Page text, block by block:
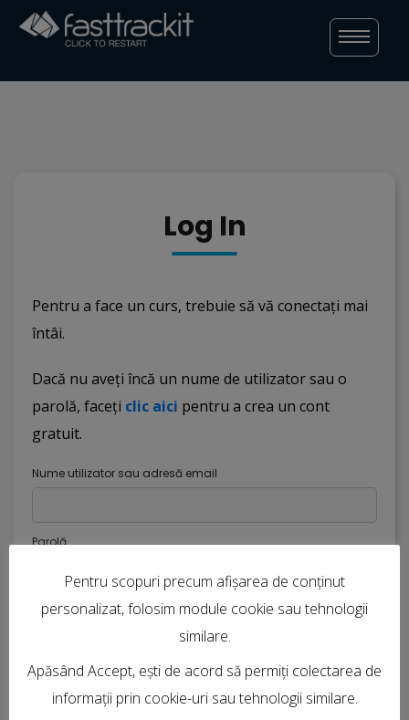
content
Log In
Pentru a face un curs, trebuie să vă conectați mai
întâi.
Dacă nu aveți încă un nume de utilizator sau o
parolă, faceți clic aici pentru a crea un cont
gratuit.
Nume utilizator sau adresă email
Parolă
Ține-mă minte
Ai uitat parola?
Pentru scopuri precum afișarea de conținut
personalizat, folosim module cookie sau tehnologii
similare.
Apăsând Accept, ești de acord să permiți colectarea de
informații prin cookie-uri sau tehnologii similare.